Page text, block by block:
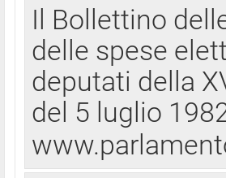
Il Bollettino
delle spese
deputati della
del 5 luglio